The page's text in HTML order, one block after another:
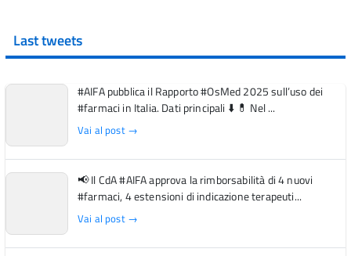
Last tweets
#AIFA pubblica il Rapporto #OsMed 2025 sull’uso dei
#farmaci in Italia. Dati principali ⬇️ 💊 Nel ...
Vai al post →
📢 Il CdA #AIFA approva la rimborsabilità di 4 nuovi
#farmaci, 4 estensioni di indicazione terapeuti...
Vai al post →